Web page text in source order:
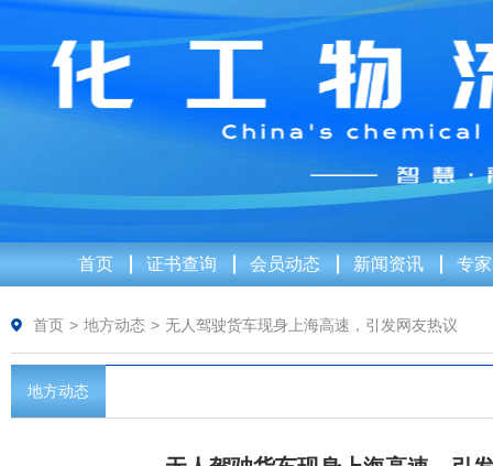
首页 证书查询 会员动态 新闻资讯 专
首页 > 地方动态 > 无人驾驶货车现身上海高速，引发网友热议
地方动态